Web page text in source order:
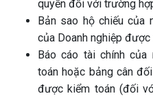
quyền đối với trường
Bản sao hộ chiếu của
của Doanh nghiệp
Báo cáo tài chính
toán hoặc bảng cân
được kiểm toán (đối